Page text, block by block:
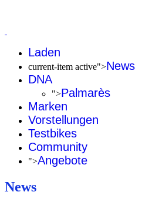
current-item active">
DNA
">Palmarès
Marken
Vorstellungen
Testbikes
Community
">Angebote
News